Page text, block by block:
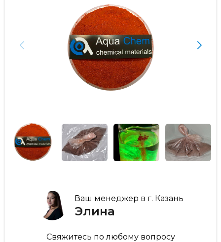
Ваш менеджер в г. Казань
Элина
Свяжитесь по любому вопросу